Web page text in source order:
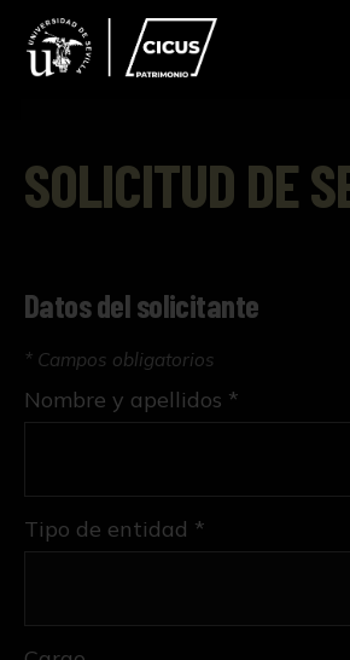
SOLICITUD DE
Datos del solicitante
* Campos obligatorios
Tipo de entidad *
Nombre y apellidos *